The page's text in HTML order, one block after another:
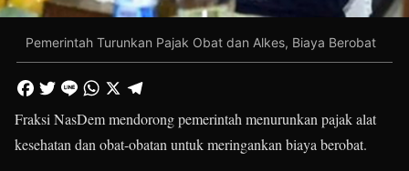
Pemerintah Turunkan Pajak Obat dan Alkes, Biaya Berobat
Fraksi NasDem mendorong pemerintah menurunkan pajak alat
kesehatan dan obat-obatan untuk meringankan biaya berobat.